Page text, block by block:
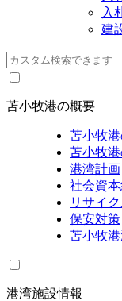
入
建
苫小牧港の概要
苫小牧
苫小牧
港湾計画
社会資
リサイ
保安対策
苫小牧
港湾施設情報